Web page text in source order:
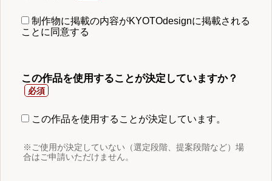
制作物に掲載の内容がKYOTOdesignに掲載される
ことに同意する
この作品を使用することが決定していますか？
この作品を使用することが決定しています。
※ご使用が決定していない（選定段階、提案段階など）場
合はご申請いただけません。